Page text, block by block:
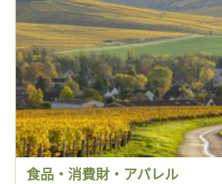
食品・消費財・アパレル